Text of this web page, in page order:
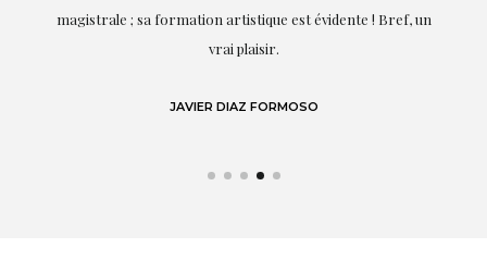
magistrale ; sa formation artistique est évidente ! Bref, un
vrai plaisir.
JAVIER DIAZ FORMOSO